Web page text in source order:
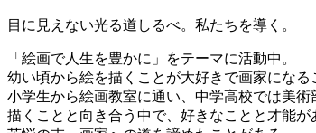
目に見えない光る道しるべ。私たちを導く。
「絵画で人生を豊かに」をテーマに活動中。
幼い頃から絵を描くことが大好きで画家になる
小学生から絵画教室に通い、中学高校では美術
描くことと向き合う中で、好きなことと才能が